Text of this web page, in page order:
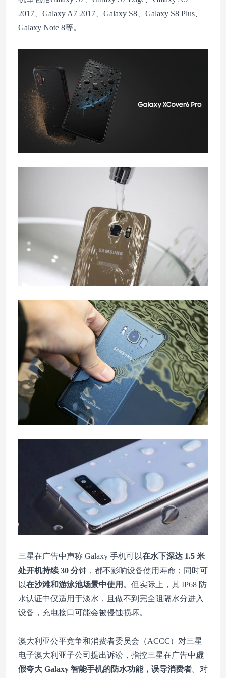
2017、Galaxy A7 2017、Galaxy S8、Galaxy S8 Plus、
Galaxy Note 8等。
三星在广告中声称 Galaxy 手机可以在水下深达 1.5 米
处开机持续 30 分钟，都不影响设备使用寿命；同时可
以在沙滩和游泳池场景中使用 。但实际上，其 IP68 防
水认证中仅适用于淡水，且做不到完全阻隔水分进入
设备，充电接口可能会被侵蚀损坏。
澳大利亚公平竞争和消费者委员会（ACCC）对三星
电子澳大利亚子公司提出诉讼，指控三星在广告中虚
假夸大 Galaxy 智能手机的防水功能，误导消费者。对